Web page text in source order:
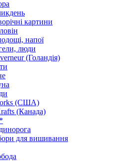
картини
напої
люди
(Голандія)
(США)
(Канада)
для вишивання